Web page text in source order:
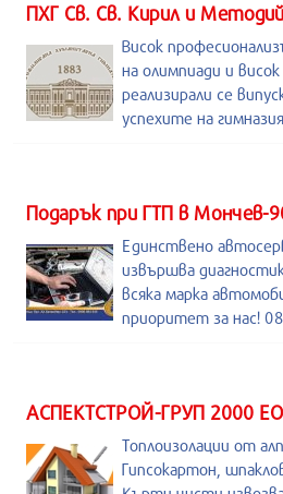
ПХГ Св. Св. Кирил и Методий
Висок
на олимпиади и
реализирали се
успехите на
Подарък при ГТП в Мончев-
Единствено
извършва
всяка марка
приоритет за нас!
АСПЕКТСТРОЙ-ГРУП 2000
Топлоизолации от
Гипсокартон,